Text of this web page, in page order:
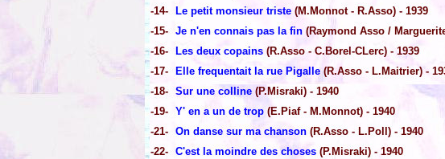
-14-
Le petit monsieur triste(M.Monnot - R.Asso) - 1939
-15-
Je n'en connais pas la fin (Raymond Asso /
-16-
Les deux copains(R.Asso - C.Borel-CLerc) - 1939
-17-
Elle frequentait la rue Pigalle(R.Asso - L.Maitrier) -
-18-
Sur une colline(P.Misraki) - 1940
-19-
Y' en a un de trop(E.Piaf - M.Monnot) - 1940
-21-
On danse sur ma chanson(R.Asso - L.Poll) - 1940
-22-
C'est la moindre des choses(P.Misraki) - 1940